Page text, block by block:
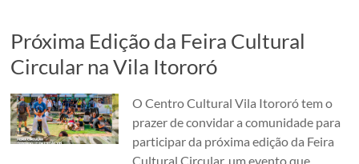
Próxima Edição da Feira Cultural
Circular na Vila Itororó
O Centro Cultural Vila Itororó tem o
prazer de convidar a comunidade para
participar da próxima edição da Feira
Cultural Circular, um evento que